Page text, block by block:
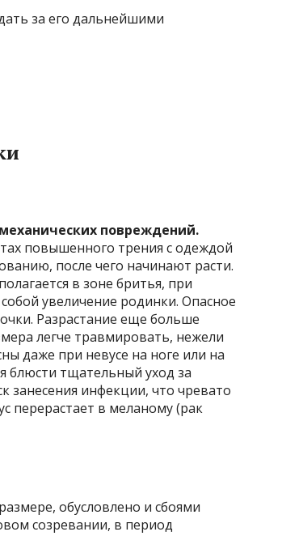
за его дальнейшими
повреждений.
повышенного трения с одеждой
после чего начинают расти.
в зоне бритья, при
увеличение родинки. Опасное
Разрастание еще больше
легче травмировать, нежели
даже при невусе на ноге или на
блюсти тщательный уход за
занесения инфекции, что чревато
перерастает в меланому (рак
обусловлено и сбоями
созревании, в период